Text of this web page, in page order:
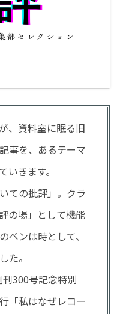
、資料室に眠る旧
事を、あるテーマ
いきます。
ての批評」。クラ
の場」として機能
ペンは時として、
た。
300号記念特別
「私はなぜレコー